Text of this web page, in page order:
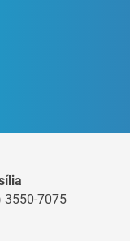
3550-7075